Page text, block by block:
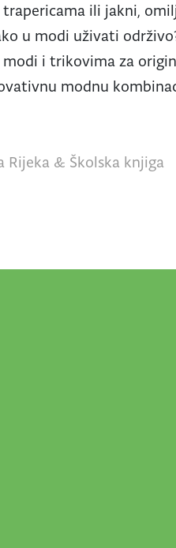
ili jakni,
u modi uživati
i trikovima za
modnu
Rijeka & Školska knjiga